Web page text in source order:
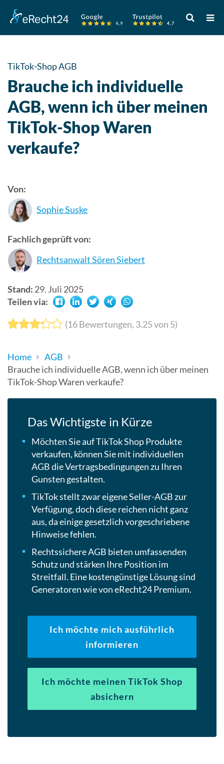
Verwende
die
Pfeile
unten,
um
das
TikTok-Shop AGB
Brauche ich individuelle
AGB, wenn ich über meinen
TikTok-Shop Waren
verkaufe?
Von:
Sophie Suske
Fachlich geprüft von:
Rechtsanwalt Sören Siebert
Stand: 29. Juli 2025
Teilen via:
(16Bewertungen, 3.25von 5)
Home
AGB
Brauche ich individuelle AGB, wenn ich über meinen
TikTok-Shop Waren verkaufe?
Das Wichtigste in Kürze
Möchten Sie auf TikTok Shop Produkte
verkaufen, können Sie mit individuellen
AGB die Vertragsbedingungen zu Ihren
Gunsten gestalten.
TikTok stellt zwar eigene Seller-AGB zur
Verfügung, doch diese reichen nicht ganz
aus, da einige gesetzlich vorgeschriebene
Hinweise fehlen.
Rechtssichere AGB bieten umfassenden
Schutz und stärken Ihre Position im
Streitfall. Eine kostengünstige Lösung sind
Generatoren wie von eRecht24 Premium.
Ich möchte mich ausführlich
informieren
Ich möchte meinen TikTok Shop
absichern